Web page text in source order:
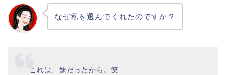
なぜ私を選んでくれたのですか？
これは、妹だったから。笑